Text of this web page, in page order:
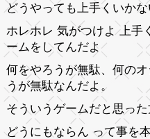
どうやっても上手くいかな
ホレホレ 気がつけよ 上手
ームをしてんだよ
何をやろうが無駄、何の
うが無駄なんだよ。
そういうゲームだと思っ
どうにもならん って事を